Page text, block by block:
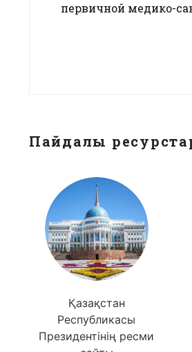
первичной медико-
Пайдалы
Қазақстан
Республикасы
Президентінің ресми